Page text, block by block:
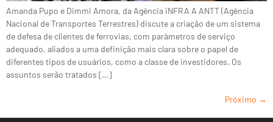
Amanda Pupo e Dimmi Amora, da Agência iNFRA A ANTT (Agência
Nacional de Transportes Terrestres) discute a criação de um sistema
de defesa de clientes de ferrovias, com parâmetros de serviço
adequado, aliados a uma definição mais clara sobre o papel de
diferentes tipos de usuários, como a classe de investidores. Os
assuntos serão tratados […]
Próximo →